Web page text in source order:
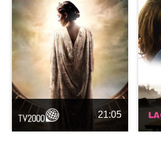
21:05